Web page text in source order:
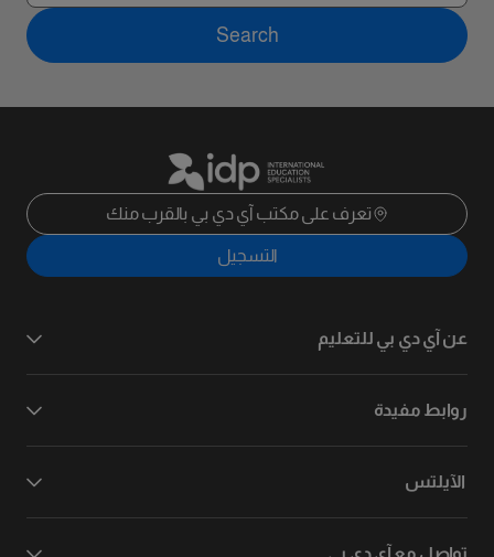
Search
تعرف على مكتب آي دي بي بالقرب منك
التسجيل
عن آي دي بي للتعليم
روابط مفيدة
الآيلتس